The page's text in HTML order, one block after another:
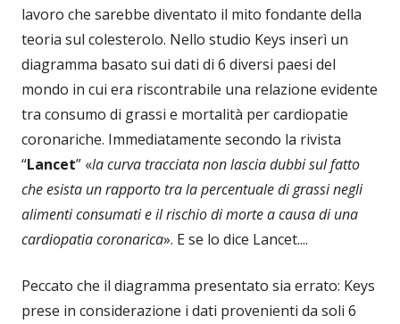
lavoro che sarebbe diventato il mito fondante della
teoria sul colesterolo. Nello studio Keys inserì un
diagramma basato sui dati di 6 diversi paesi del
mondo in cui era riscontrabile una relazione evidente
tra consumo di grassi e mortalità per cardiopatie
coronariche. Immediatamente secondo la rivista
“Lancet” «la curva tracciata non lascia dubbi sul fatto
che esista un rapporto tra la percentuale di grassi negli
alimenti consumati e il rischio di morte a causa di una
cardiopatia coronarica». E se lo dice Lancet....
Peccato che il diagramma presentato sia errato: Keys
prese in considerazione i dati provenienti da soli 6